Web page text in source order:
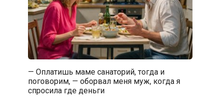
— Оплатишь маме санаторий, тогда и
поговорим, — оборвал меня муж, когда я
спросила где деньги